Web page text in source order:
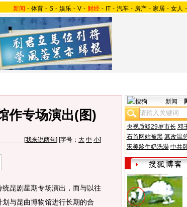
新闻 - 体育 - S - 娱乐 - V - 财经 - IT - 汽车 - 房产 - 家居 - 女人 -
作专场演出(图)
[我来说两句] [字号： 大 中 小]
昆剧星期专场演出，而与以往
与昆曲博物馆进行长期的合
新闻
央视质疑29岁市长 邓
石首网站被黑 篡改温
宋美龄牛奶洗澡 中共